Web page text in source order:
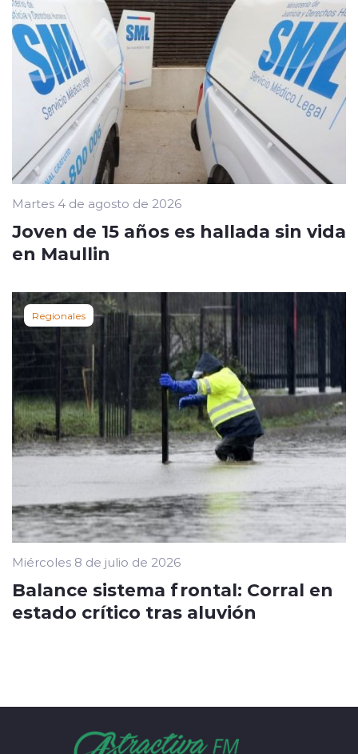
Martes 4 de agosto de 2026
Joven de 15 años es hallada sin vida
en Maullin
Regionales
Miércoles 8 de julio de 2026
Balance sistema frontal: Corral en
estado crítico tras aluvión